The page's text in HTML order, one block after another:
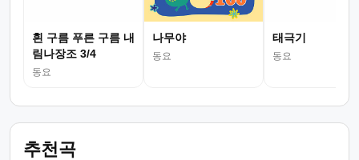
흰 구름 푸른 구름 내
림나장조 3/4
동요
나무야
동요
태극기
동요
추천곡